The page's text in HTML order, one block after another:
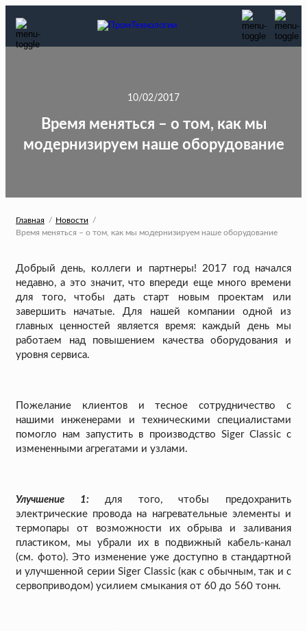
10/02/2017
Время меняться – о том, как мы
модернизируем наше оборудование
Главная
Новости
Время меняться – о том, как мы модернизируем наше оборудование
Добрый день, коллеги и партнеры! 2017 год начался
недавно, а это значит, что впереди еще много времени
для того, чтобы дать старт новым проектам или
завершить начатые. Для нашей компании одной из
главных ценностей является время: каждый день мы
работаем над повышением качества оборудования и
уровня сервиса.
Пожелание клиентов и тесное сотрудничество с
нашими инженерами и техническими специалистами
помогло нам запустить в производство Siger Classic с
измененными агрегатами и узлами.
Улучшение 1:для того, чтобы предохранить
электрические провода на нагревательные элементы и
термопары от возможности их обрыва и заливания
пластиком, мы убрали их в подвижный кабель-канал
(см. фото). Это изменение уже доступно в стандартной
и улучшенной серии Siger Classic (как с обычным, так и с
сервоприводом) усилием смыкания от 60 до 560 тонн.